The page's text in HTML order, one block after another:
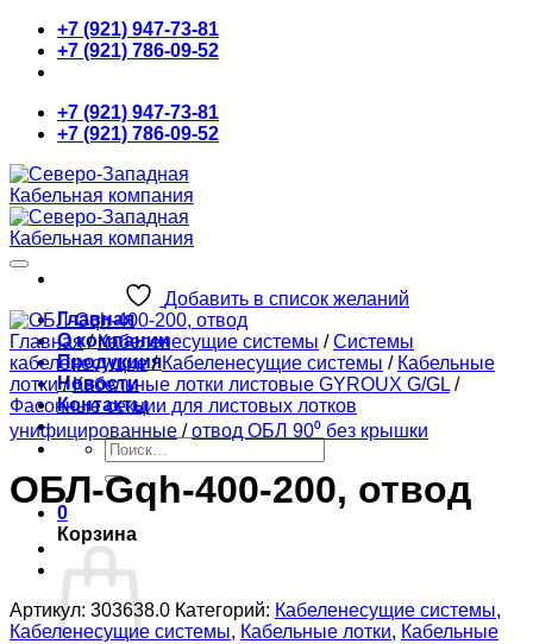
Skip
content
+7 (921) 947-73-81
+7 (921) 786-09-52
+7 (921) 947-73-81
+7 (921) 786-09-52
Главная
О компании
Продукция
Новости
Контакты
Искать:
0
Корзина
Добавить в список желаний
Главная / Кабеленесущие системы / Системы
кабеленесущие / Кабеленесущие системы / Кабельные
лотки / Кабельные лотки листовые GYROUX G/GL /
Фасонные секции для листовых лотков
унифицированные / отвод ОБЛ 90⁰ без крышки
ОБЛ-Gqh-400-200, отвод
Артикул: 303638.0 Категорий: Кабеленесущие системы,
Кабеленесущие системы, Кабельные лотки, Кабельные